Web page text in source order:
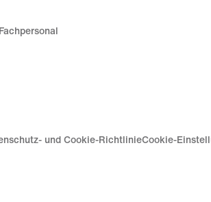
und Cookie-RichtlinieCookie-